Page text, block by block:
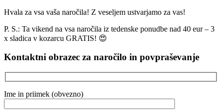
Hvala za vsa vaša naročila! Z veseljem ustvarjamo za vas!
P. S.: Ta vikend na vsa naročila iz tedenske ponudbe nad 40 eur – 3
x sladica v kozarcu GRATIS! 😍
Kontaktni obrazec za naročilo in povpraševanje
Ime in priimek (obvezno)